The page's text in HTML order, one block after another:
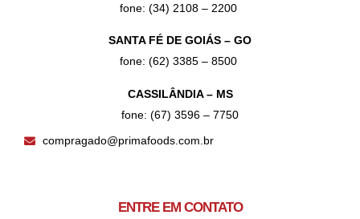
fone: (34) 2108 – 2200
SANTA FÉ DE GOIÁS – GO
fone: (62) 3385 – 8500
CASSILÂNDIA – MS
fone: (67) 3596 – 7750
compragado@primafoods.com.br
ENTRE EM CONTATO